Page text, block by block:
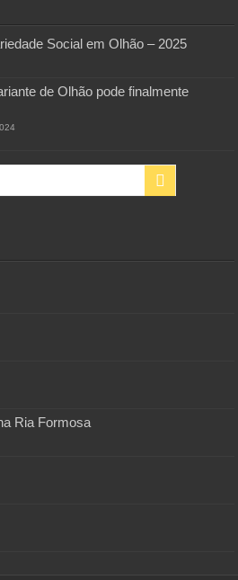
Social em Olhão – 2025
de Olhão pode finalmente
Ria Formosa